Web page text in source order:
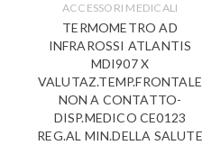
ACCESSORI MEDICALI
TERMOMETRO AD
INFRAROSSI ATLANTIS
MDI907 X
VALUTAZ.TEMP.FRONTALE
NON A CONTATTO-
DISP.MEDICO CE0123
REG.AL MIN.DELLA SALUTE